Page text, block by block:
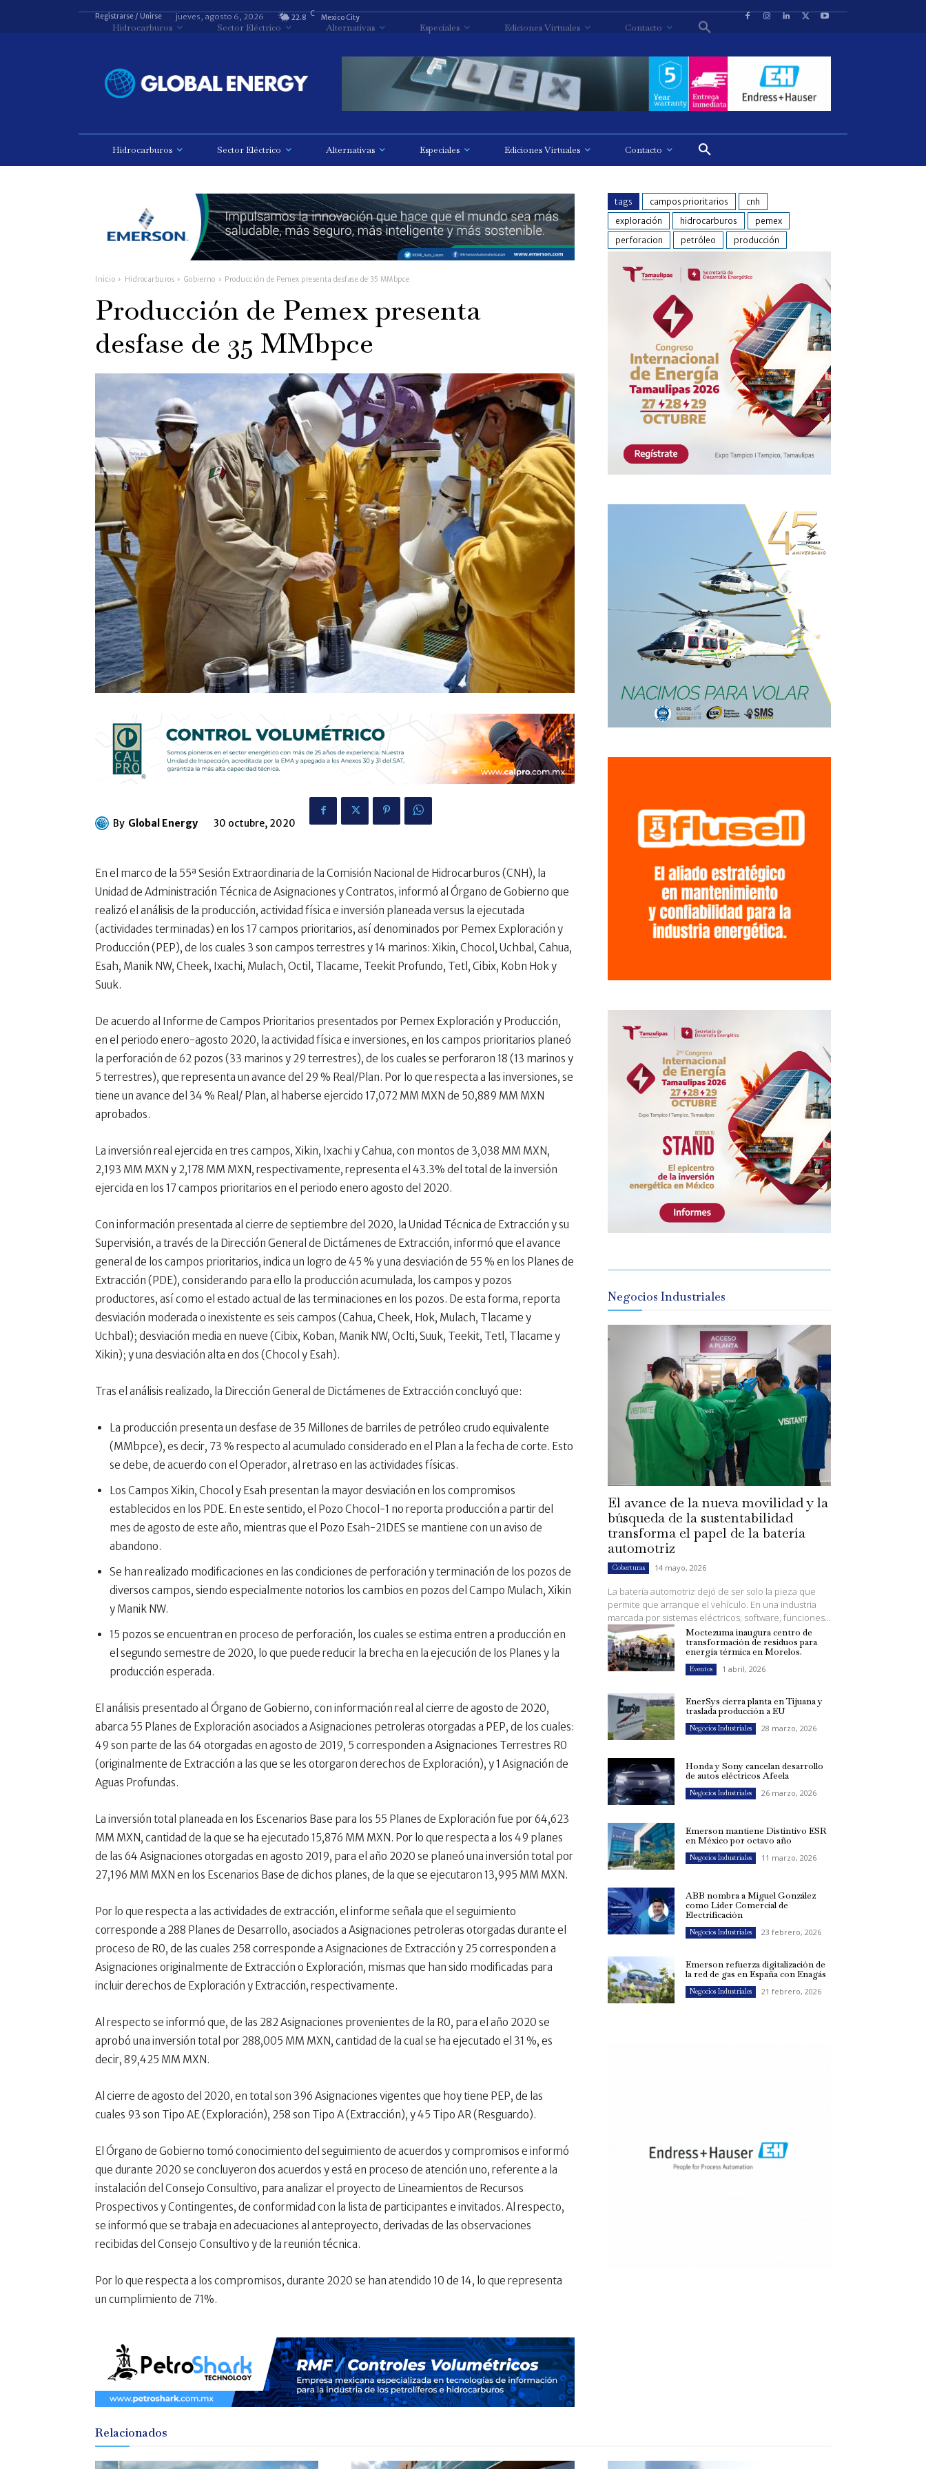
Registrarse / Unirse jueves, agosto 6, 2026 22.8 C Mexico City
Hidrocarburos Sector Eléctrico Alternativas Especiales Ediciones Virtuales Contacto
Inicio Hidrocarburos Gobierno Producción de Pemex presenta desfase de 35 MMbpce
Producción de Pemex presenta
desfase de 35 MMbpce
By Global Energy 30 octubre, 2020
En el marco de la 55ª Sesión Extraordinaria de la Comisión Nacional de Hidrocarburos (CNH), la
Unidad de Administración Técnica de Asignaciones y Contratos, informó al Órgano de Gobierno que
realizó el análisis de la producción, actividad física e inversión planeada versus la ejecutada
(actividades terminadas) en los 17 campos prioritarios, así denominados por Pemex Exploración y
Producción (PEP), de los cuales 3 son campos terrestres y 14 marinos: Xikin, Chocol, Uchbal, Cahua,
Esah, Manik NW, Cheek, Ixachi, Mulach, Octil, Tlacame, Teekit Profundo, Tetl, Cibix, Kobn Hok y
Suuk.
De acuerdo al Informe de Campos Prioritarios presentados por Pemex Exploración y Producción,
en el periodo enero-agosto 2020, la actividad física e inversiones, en los campos prioritarios planeó
la perforación de 62 pozos (33 marinos y 29 terrestres), de los cuales se perforaron 18 (13 marinos y
5 terrestres), que representa un avance del 29 % Real/Plan. Por lo que respecta a las inversiones, se
tiene un avance del 34 % Real/ Plan, al haberse ejercido 17,072 MM MXN de 50,889 MM MXN
aprobados.
La inversión real ejercida en tres campos, Xikin, Ixachi y Cahua, con montos de 3,038 MM MXN,
2,193 MM MXN y 2,178 MM MXN, respectivamente, representa el 43.3% del total de la inversión
ejercida en los 17 campos prioritarios en el periodo enero agosto del 2020.
Con información presentada al cierre de septiembre del 2020, la Unidad Técnica de Extracción y su
Supervisión, a través de la Dirección General de Dictámenes de Extracción, informó que el avance
general de los campos prioritarios, indica un logro de 45 % y una desviación de 55 % en los Planes de
Extracción (PDE), considerando para ello la producción acumulada, los campos y pozos
productores, así como el estado actual de las terminaciones en los pozos. De esta forma, reporta
desviación moderada o inexistente es seis campos (Cahua, Cheek, Hok, Mulach, Tlacame y
Uchbal); desviación media en nueve (Cibix, Koban, Manik NW, Oclti, Suuk, Teekit, Tetl, Tlacame y
Xikin); y una desviación alta en dos (Chocol y Esah).
Tras el análisis realizado, la Dirección General de Dictámenes de Extracción concluyó que:
La producción presenta un desfase de 35 Millones de barriles de petróleo crudo equivalente
(MMbpce), es decir, 73 % respecto al acumulado considerado en el Plan a la fecha de corte. Esto
se debe, de acuerdo con el Operador, al retraso en las actividades físicas.
Los Campos Xikin, Chocol y Esah presentan la mayor desviación en los compromisos
establecidos en los PDE. En este sentido, el Pozo Chocol-1 no reporta producción a partir del
mes de agosto de este año, mientras que el Pozo Esah-21DES se mantiene con un aviso de
abandono.
Se han realizado modificaciones en las condiciones de perforación y terminación de los pozos de
diversos campos, siendo especialmente notorios los cambios en pozos del Campo Mulach, Xikin
y Manik NW.
15 pozos se encuentran en proceso de perforación, los cuales se estima entren a producción en
el segundo semestre de 2020, lo que puede reducir la brecha en la ejecución de los Planes y la
producción esperada.
El análisis presentado al Órgano de Gobierno, con información real al cierre de agosto de 2020,
abarca 55 Planes de Exploración asociados a Asignaciones petroleras otorgadas a PEP, de los cuales:
49 son parte de las 64 otorgadas en agosto de 2019, 5 corresponden a Asignaciones Terrestres R0
(originalmente de Extracción a las que se les otorgaron derechos de Exploración), y 1 Asignación de
Aguas Profundas.
La inversión total planeada en los Escenarios Base para los 55 Planes de Exploración fue por 64,623
MM MXN, cantidad de la que se ha ejecutado 15,876 MM MXN. Por lo que respecta a los 49 planes
de las 64 Asignaciones otorgadas en agosto 2019, para el año 2020 se planeó una inversión total por
27,196 MM MXN en los Escenarios Base de dichos planes, de la que se ejecutaron 13,995 MM MXN.
Por lo que respecta a las actividades de extracción, el informe señala que el seguimiento
corresponde a 288 Planes de Desarrollo, asociados a Asignaciones petroleras otorgadas durante el
proceso de R0, de las cuales 258 corresponde a Asignaciones de Extracción y 25 corresponden a
Asignaciones originalmente de Extracción o Exploración, mismas que han sido modificadas para
incluir derechos de Exploración y Extracción, respectivamente.
Al respecto se informó que, de las 282 Asignaciones provenientes de la R0, para el año 2020 se
aprobó una inversión total por 288,005 MM MXN, cantidad de la cual se ha ejecutado el 31 %, es
decir, 89,425 MM MXN.
Al cierre de agosto del 2020, en total son 396 Asignaciones vigentes que hoy tiene PEP, de las
cuales 93 son Tipo AE (Exploración), 258 son Tipo A (Extracción), y 45 Tipo AR (Resguardo).
El Órgano de Gobierno tomó conocimiento del seguimiento de acuerdos y compromisos e informó
que durante 2020 se concluyeron dos acuerdos y está en proceso de atención uno, referente a la
instalación del Consejo Consultivo, para analizar el proyecto de Lineamientos de Recursos
Prospectivos y Contingentes, de conformidad con la lista de participantes e invitados. Al respecto,
se informó que se trabaja en adecuaciones al anteproyecto, derivadas de las observaciones
recibidas del Consejo Consultivo y de la reunión técnica.
Por lo que respecta a los compromisos, durante 2020 se han atendido 10 de 14, lo que representa
un cumplimiento de 71%.
tags campos prioritarios
cnh
exploración
hidrocarburos
pemex
perforacion
petróleo producción
Negocios Industriales
El avance de la nueva movilidad y la
búsqueda de la sustentabilidad
transforma el papel de la batería
automotriz
Coberturas 14 mayo, 2026
La batería automotriz dejó de ser solo la pieza que
permite que arranque el vehículo. En una industria
marcada por sistemas eléctricos, software, funciones...
Moctezuma inaugura centro de
transformación de residuos para
energía térmica en Morelos.
Eventos 1 abril, 2026
EnerSys cierra planta en Tijuana y
traslada producción a EU
Negocios Industriales 28 marzo, 2026
Honda y Sony cancelan desarrollo
de autos eléctricos Afeela
Negocios Industriales 26 marzo, 2026
Emerson mantiene Distintivo ESR
en México por octavo año
Negocios Industriales 11 marzo, 2026
ABB nombra a Miguel González
como Líder Comercial de
Electrificación
Negocios Industriales 23 febrero, 2026
Emerson refuerza digitalización de
la red de gas en España con Enagás
Negocios Industriales 21 febrero, 2026
Relacionados